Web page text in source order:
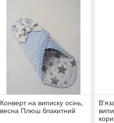
Конверт на виписку осінь,
весна Плюш блакитний